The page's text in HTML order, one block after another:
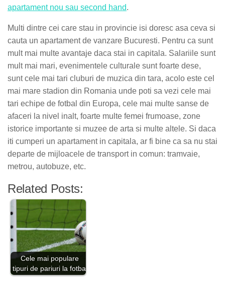
apartament nou sau second hand.
Multi dintre cei care stau in provincie isi doresc asa ceva si
cauta un apartament de vanzare Bucuresti. Pentru ca sunt
mult mai multe avantaje daca stai in capitala. Salariile sunt
mult mai mari, evenimentele culturale sunt foarte dese,
sunt cele mai tari cluburi de muzica din tara, acolo este cel
mai mare stadion din Romania unde poti sa vezi cele mai
tari echipe de fotbal din Europa, cele mai multe sanse de
afaceri la nivel inalt, foarte multe femei frumoase, zone
istorice importante si muzee de arta si multe altele. Si daca
iti cumperi un apartament in capitala, ar fi bine ca sa nu stai
departe de mijloacele de transport in comun: tramvaie,
metrou, autobuze, etc.
Related Posts:
Cele mai populare
tipuri de pariuri la fotbal